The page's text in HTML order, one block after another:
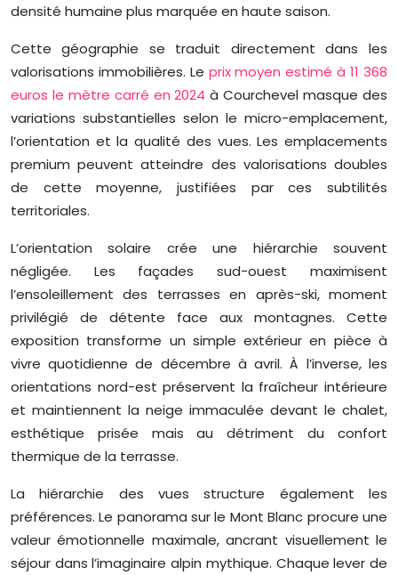
densité humaine plus marquée en haute saison.
Cette géographie se traduit directement dans les
valorisations immobilières. Le prix moyen estimé à 11 368
euros le mètre carré en 2024 à Courchevel masque des
variations substantielles selon le micro-emplacement,
l’orientation et la qualité des vues. Les emplacements
premium peuvent atteindre des valorisations doubles
de cette moyenne, justifiées par ces subtilités
territoriales.
L’orientation solaire crée une hiérarchie souvent
négligée. Les façades sud-ouest maximisent
l’ensoleillement des terrasses en après-ski, moment
privilégié de détente face aux montagnes. Cette
exposition transforme un simple extérieur en pièce à
vivre quotidienne de décembre à avril. À l’inverse, les
orientations nord-est préservent la fraîcheur intérieure
et maintiennent la neige immaculée devant le chalet,
esthétique prisée mais au détriment du confort
thermique de la terrasse.
La hiérarchie des vues structure également les
préférences. Le panorama sur le Mont Blanc procure une
valeur émotionnelle maximale, ancrant visuellement le
séjour dans l’imaginaire alpin mythique. Chaque lever de